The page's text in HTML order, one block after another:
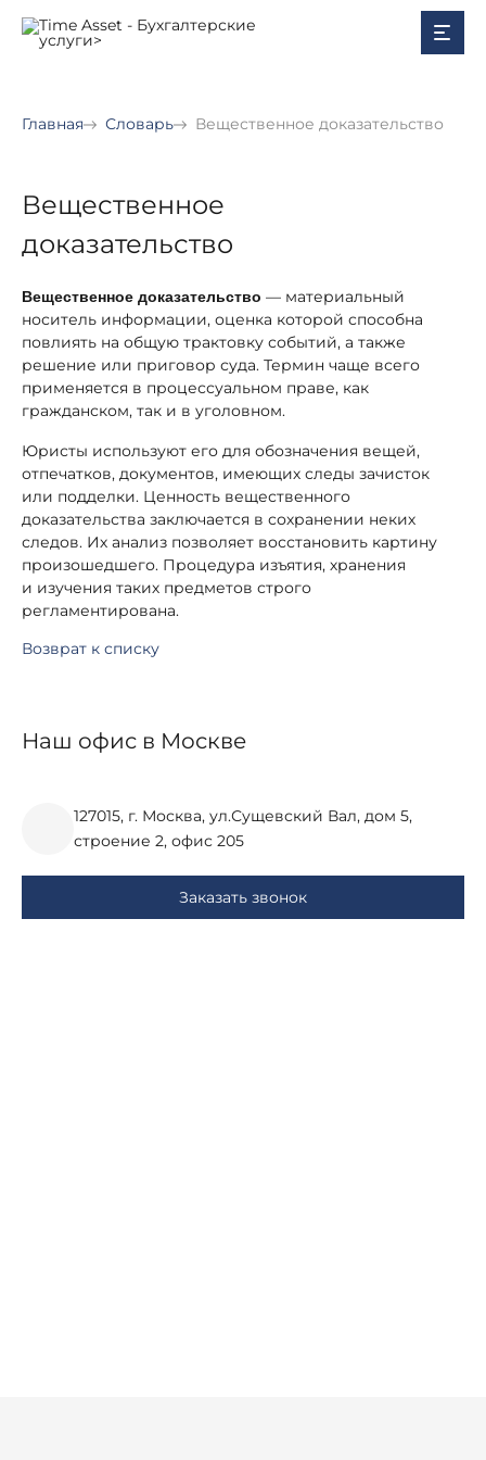
Главная Словарь Вещественное доказательство
Вещественное
доказательство
Вещественное доказательство — материальный
носитель информации, оценка которой способна
повлиять на общую трактовку событий, а также
решение или приговор суда. Термин чаще всего
применяется в процессуальном праве, как
гражданском, так и в уголовном.
Юристы используют его для обозначения вещей,
отпечатков, документов, имеющих следы зачисток
или подделки. Ценность вещественного
доказательства заключается в сохранении неких
следов. Их анализ позволяет восстановить картину
произошедшего. Процедура изъятия, хранения
и изучения таких предметов строго
регламентирована.
Возврат к списку
Наш офис в Москве
127015, г. Москва, ул.Сущевский Вал, дом 5,
строение 2, офис 205
Заказать звонок